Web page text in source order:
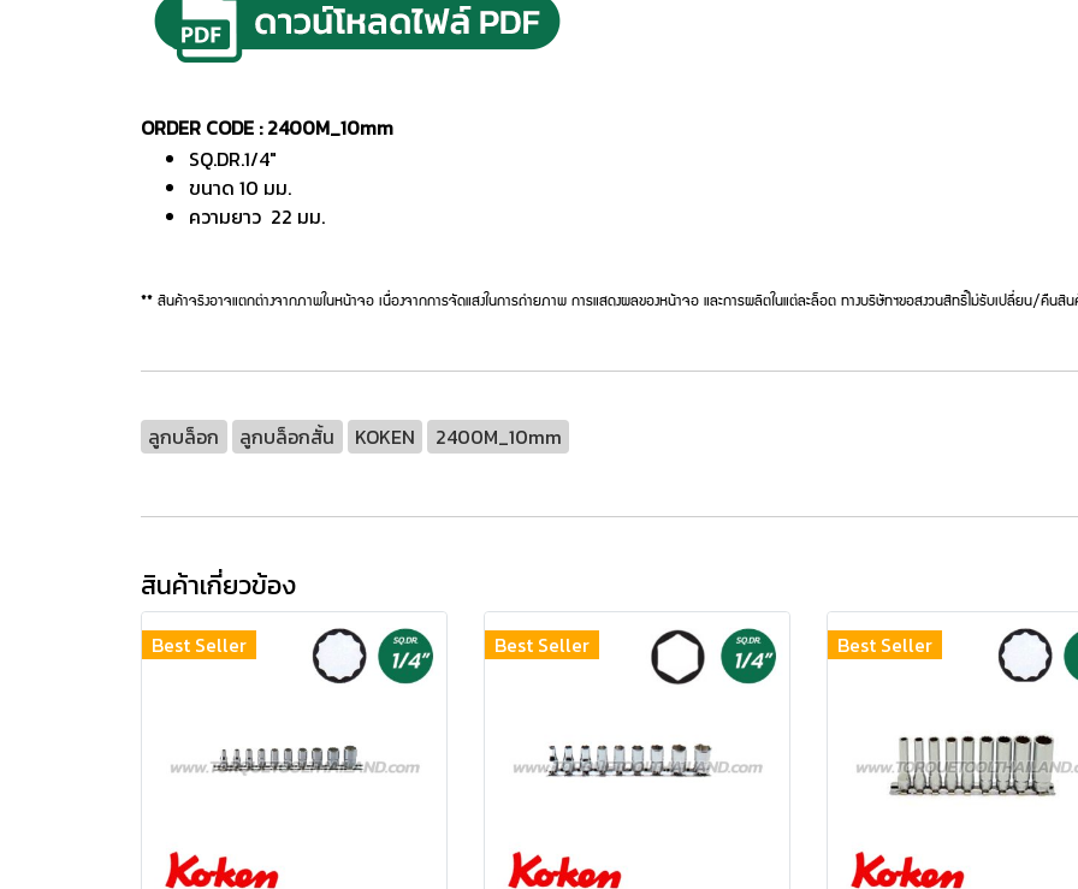
ORDER CODE : 2400M_10mm
SQ.DR.1/4"
ขนาด 10 มม.
ความยาว 22 มม.
** สินค้าจริงอาจแตกต่างจากภาพในหน้าจอ เนื่องจากการจัดแสงในการถ่ายภาพ การแสดงผลของหน้าจอ และการผลิตในแต่ละล็อต ทางบริษัทฯขอสงวนสิทธิ์ไม่รับเปลี่ยน/คืนสิน
ลูกบล็อก ลูกบล็อกสั้น KOKEN 2400M_10mm
สินค้าเกี่ยวข้อง
Best Seller Best Seller Best Seller